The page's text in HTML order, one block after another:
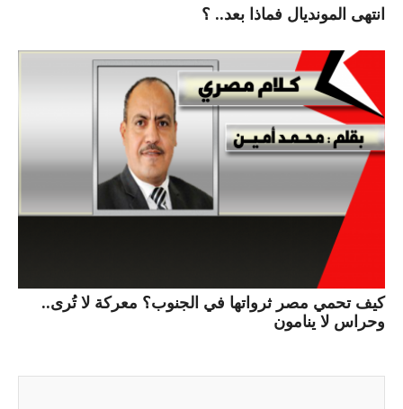
انتهى المونديال فماذا بعد.. ؟
كيف تحمي مصر ثرواتها في الجنوب؟ معركة لا تُرى..
وحراس لا ينامون